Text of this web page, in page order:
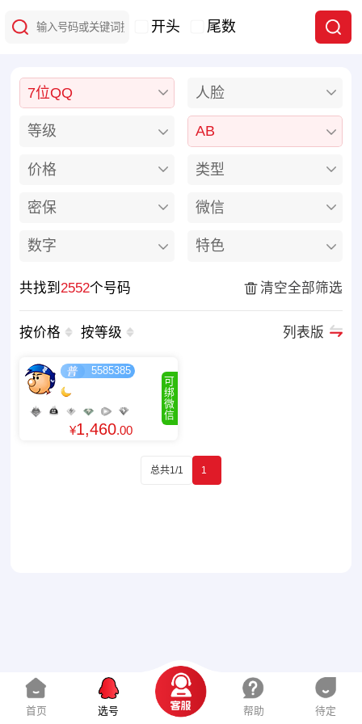
开头 尾数
7位QQ 人脸
等级 AB
价格 类型
密保 微信
数字 特色
共找到 2552个号码 清空全部筛选
按价格 按等级 列表版
可
绑
微
信
5585385
¥1,460.00
总共1/1 1
首页 选号 帮助 待定